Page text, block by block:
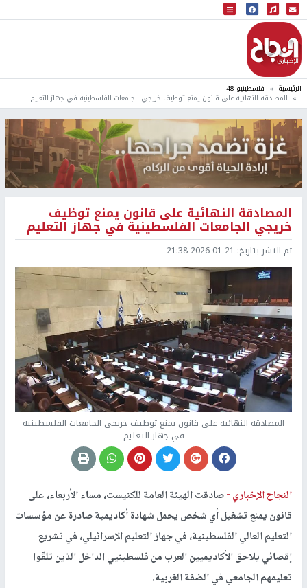
البث المباشر
إذاعة النجاح
الرئيسية فلسطينيو 48
المصادقة النهائية على قانون يمنع توظيف خريجي الجامعات الفلسطينية في جهاز التعليم
المصادقة النهائية على قانون يمنع توظيف
خريجي الجامعات الفلسطينية في جهاز التعليم
تم النشر بتاريخ: 2026-01-21 21:38
المصادقة النهائية على قانون يمنع توظيف خريجي الجامعات الفلسطينية
في جهاز التعليم
النجاح الإخباري -صادقت الهيئة العامة للكنيست، مساء الأربعاء، على
قانون يمنع تشغيل أي شخص يحمل شهادة أكاديمية صادرة عن مؤسسات
التعليم العالي الفلسطينية، في جهاز التعليم الإسرائيلي، في تشريع
إقصائي يلاحق الأكاديميين العرب من فلسطينيي الداخل الذين تلقّوا
تعليمهم الجامعي في الضفة الغربية.